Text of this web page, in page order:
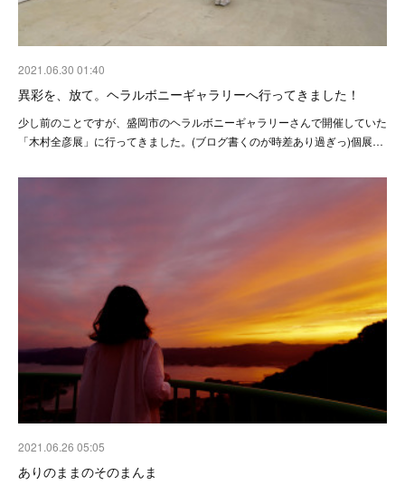
2021.06.30 01:40
異彩を、放て。ヘラルボニーギャラリーへ行ってきました！
少し前のことですが、盛岡市のヘラルボニーギャラリーさんで開催していた
「木村全彦展」に行ってきました。(ブログ書くのが時差あり過ぎっ)個展…
2021.06.26 05:05
ありのままのそのまんま